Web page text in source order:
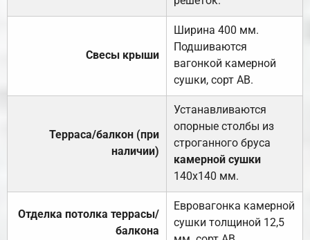
Свесы крыши
Ширина 400 мм.
Подшиваются
вагонкой камерной
сушки, сорт АВ.
Терраса/балкон (при
наличии)
Устанавливаются
опорные столбы из
строганного бруса
камерной сушки
140х140 мм.
Отделка потолка террасы/
балкона
Евровагонка камерной
сушки толщиной 12,5